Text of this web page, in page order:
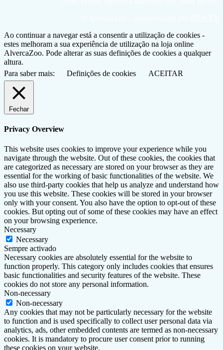
Ao continuar a navegar está a consentir a utilização de cookies -
estes melhoram a sua experiência de utilização na loja online
AlvercaZoo. Pode alterar as suas definições de cookies a qualquer
altura.
Para saber mais:
Definições de cookies ACEITAR
Fechar
Privacy Overview
This website uses cookies to improve your experience while you
navigate through the website. Out of these cookies, the cookies that
are categorized as necessary are stored on your browser as they are
essential for the working of basic functionalities of the website. We
also use third-party cookies that help us analyze and understand how
you use this website. These cookies will be stored in your browser
only with your consent. You also have the option to opt-out of these
cookies. But opting out of some of these cookies may have an effect
on your browsing experience.
Necessary
Necessary
Sempre activado
Necessary cookies are absolutely essential for the website to
function properly. This category only includes cookies that ensures
basic functionalities and security features of the website. These
cookies do not store any personal information.
Non-necessary
Non-necessary
Any cookies that may not be particularly necessary for the website
to function and is used specifically to collect user personal data via
analytics, ads, other embedded contents are termed as non-necessary
cookies. It is mandatory to procure user consent prior to running
these cookies on your website.